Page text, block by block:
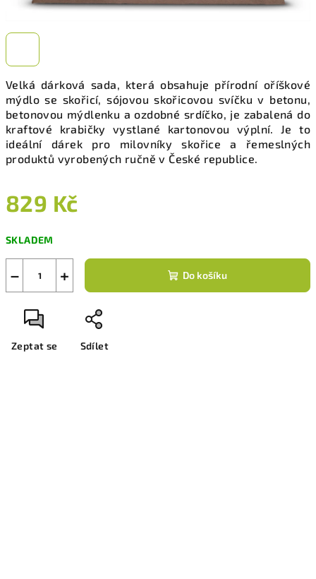
Velká dárková sada, která obsahuje přírodní oříškové
mýdlo se skořicí, sójovou skořicovou svíčku v betonu,
betonovou mýdlenku a ozdobné srdíčko, je zabalená do
kraftové krabičky vystlané kartonovou výplní. Je to
ideální dárek pro milovníky skořice a řemeslných
produktů vyrobených ručně v České republice.
829 Kč
cena:
SKLADEM
+
− Do košíku
Zeptat se Sdílet